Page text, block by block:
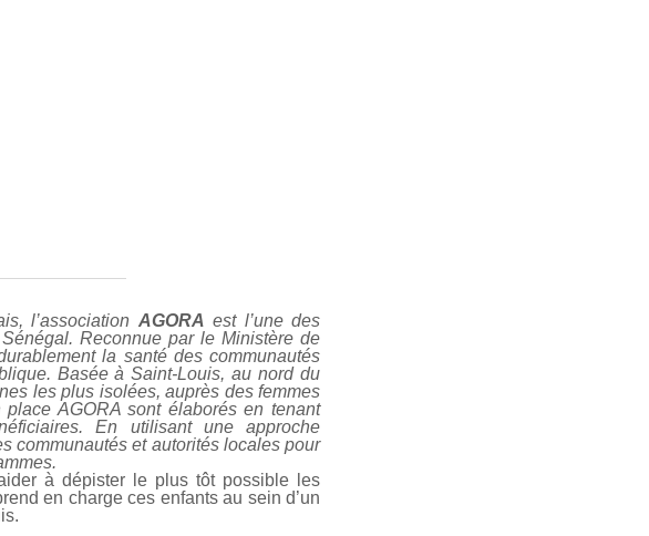
l’association AGORA est l’une des
Reconnue par le Ministère de
la santé des communautés
Basée à Saint-Louis, au nord du
les plus isolées, auprès des femmes
AGORA sont élaborés en tenant
En utilisant une approche
communautés et autorités locales pour
à dépister le plus tôt possible les
en charge ces enfants au sein d’un